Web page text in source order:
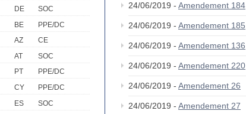
DE
SOC
BE
PPE/DC
AZ
CE
AT
SOC
PT
PPE/DC
CY
PPE/DC
ES
SOC
24/06/2019 - Amendement 184
24/06/2019 - Amendement 185
24/06/2019 - Amendement 136
24/06/2019 - Amendement 220
24/06/2019 - Amendement 26
24/06/2019 - Amendement 27